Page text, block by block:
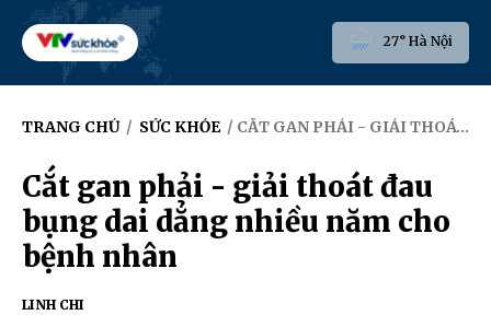
27° Hà Nội
TRANG CHỦ / SỨC KHỎE / CẮT GAN PHẢI - GIẢI THOÁT ĐAU BỤNG DAI DẲNG NHIỀU NĂM CHO BỆNH NHÂN
Cắt gan phải - giải thoát đau
bụng dai dẳng nhiều năm cho
bệnh nhân
LINH CHI